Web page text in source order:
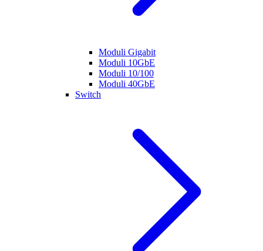
Moduli Gigabit
Moduli 10GbE
Moduli 10/100
Moduli 40GbE
Switch